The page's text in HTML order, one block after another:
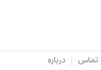
تماس درباره